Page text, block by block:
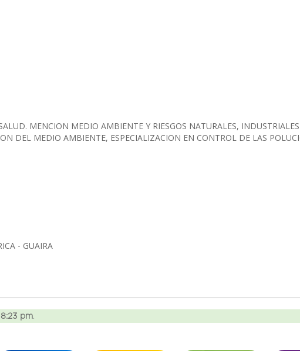
MENCION MEDIO AMBIENTE Y RIESGOS NATURALES,
DEL MEDIO AMBIENTE, ESPECIALIZACION EN CONTROL DE LAS
- GUAIRA
8:23 pm